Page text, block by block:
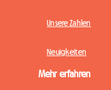
Unsere Zahlen
Neuigkeiten
Mehr erfahren